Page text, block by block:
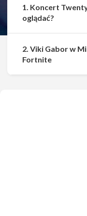
1. Koncert
oglądać?
2. Viki Gabor w
Fortnite